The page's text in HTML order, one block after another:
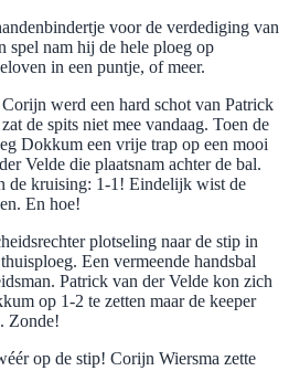
voor de verdediging van
spel nam hij de hele ploeg op
in een puntje, of meer.
werd een hard schot van Patrick
de spits niet mee vandaag. Toen de
Dokkum een vrije trap op een mooi
Velde die plaatsnam achter de bal.
de kruising: 1-1! Eindelijk wist de
En hoe!
plotseling naar de stip in
Een vermeende handsbal
Patrick van der Velde kon zich
op 1-2 te zetten maar de keeper
Zonde!
op de stip! Corijn Wiersma zette